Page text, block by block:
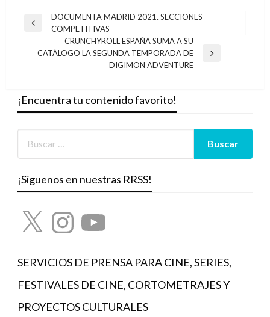
Navegación
entradas
Entrada
DOCUMENTA MADRID 2021. SECCIONES
COMPETITIVAS
Entrada
CRUNCHYROLL ESPAÑA SUMA A SU
CATÁLOGO LA SEGUNDA TEMPORADA DE
DIGIMON ADVENTURE
¡Encuentra tu contenido favorito!
¡Síguenos en nuestras RRSS!
X InstagramYouTube
SERVICIOS DE PRENSA PARA CINE, SERIES,
FESTIVALES DE CINE, CORTOMETRAJES Y
PROYECTOS CULTURALES